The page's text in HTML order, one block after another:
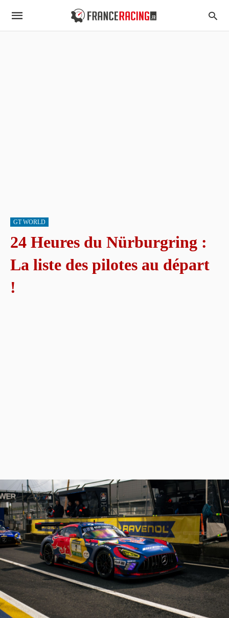
GT WORLD
24 Heures du Nürburgring :
La liste des pilotes au départ
!